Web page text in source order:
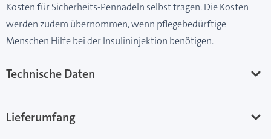
Kosten für Sicherheits-Pennadeln selbst tragen. Die Kosten
werden zudem übernommen, wenn pflegebedürftige
Menschen Hilfe bei der Insulininjektion benötigen.
Technische Daten
Lieferumfang